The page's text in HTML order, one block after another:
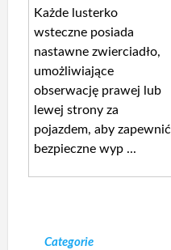
Każde lusterko
wsteczne posiada
nastawne zwierciadło,
umożliwiające
obserwację prawej lub
lewej strony za
pojazdem, aby zapewnić
bezpieczne wyp ...
Categorie